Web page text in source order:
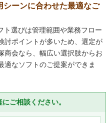
シーンに合わせた最適なご
ト選びは管理範囲や業務フロー
討ポイントが多いため、選定が
商会なら、幅広い選択肢からお
適なソフトのご提案ができま
ご相談ください。